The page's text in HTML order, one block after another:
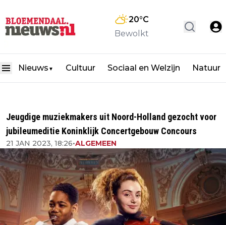
20°C
Bewolkt
Nieuws ▼ Cultuur Sociaal en Welzijn Natuur
Jeugdige muziekmakers uit Noord-Holland gezocht voor
jubileumeditie Koninklijk Concertgebouw Concours
21 JAN 2023, 18:26•ALGEMEEN